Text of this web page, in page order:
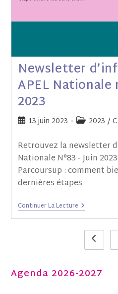
Newsletter
APEL Nationale
2023
13 juin 2023 2023 /
Retrouvez la newsletter
Nationale N°83 - Juin
Parcoursup : comment
dernières étapes
Continuer La Lecture
Agenda 2026-2027